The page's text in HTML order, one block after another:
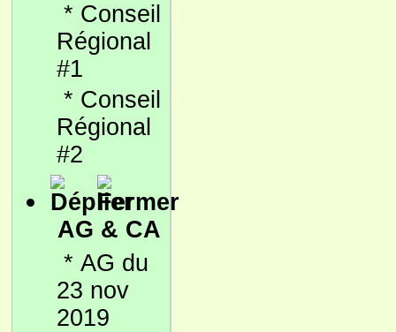
* Conseil
Régional
#1
* Conseil
Régional
#2
AG & CA
* AG du
23 nov
2019